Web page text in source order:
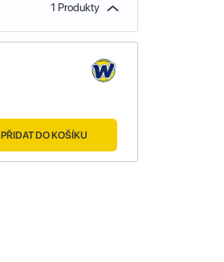
1 Produkty
PŘIDAT DO KOŠÍKU